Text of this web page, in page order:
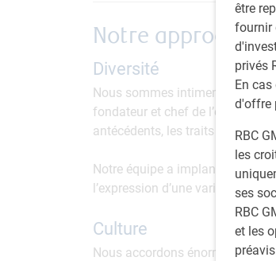
être
fournir
privés
En
d'offre
RBC
les
ses
RBC
et les
Notre approche
Diversité
Nous sommes intimement
fondateur et chef de l’équipe
antécédents, les traits de
Notre équipe a implanté une
l’expression d’une variété de
Culture
Nous accordons énormément